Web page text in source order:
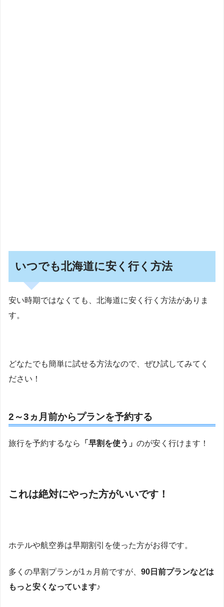
いつでも北海道に安く行く方法
安い時期ではなくても、北海道に安く行く方法がありま
す。
どなたでも簡単に試せる方法なので、ぜひ試してみてく
ださい！
2～3ヵ月前からプランを予約する
旅行を予約するなら 「早割を使う」 のが安く行けます！
これは絶対にやった方がいいです！
ホテルや航空券は早期割引を使った方がお得です。
多くの早割プランが1ヵ月前ですが、 90日前プランなどは
もっと安くなっています♪